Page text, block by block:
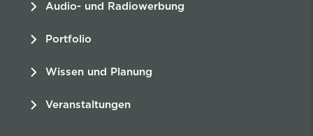
Audio- und Radiowerbung
Portfolio
Wissen und Planung
Veranstaltungen